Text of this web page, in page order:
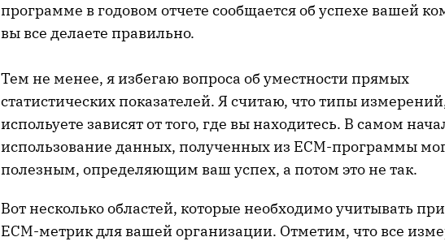
программе в годовом отчете сообщается об успехе вашей
вы все делаете правильно.
Тем не менее, я избегаю вопроса об уместности прямых
статистических показателей. Я считаю, что типы
испольуете зависят от того, где вы находитесь. В самом
использование данных, полученных из ECM-программы
полезным, определяющим ваш успех, а потом это не так.
Вот несколько областей, которые необходимо учитывать
ECM-метрик для вашей организации. Отметим, что все